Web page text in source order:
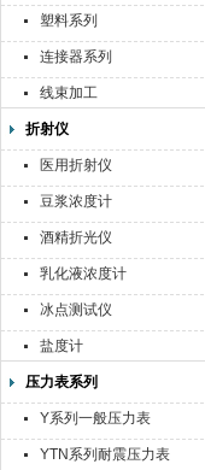
塑料系列
连接器系列
线束加工
折射仪
医用折射仪
豆浆浓度计
酒精折光仪
乳化液浓度计
冰点测试仪
盐度计
压力表系列
Y系列一般压力表
YTN系列耐震压力表